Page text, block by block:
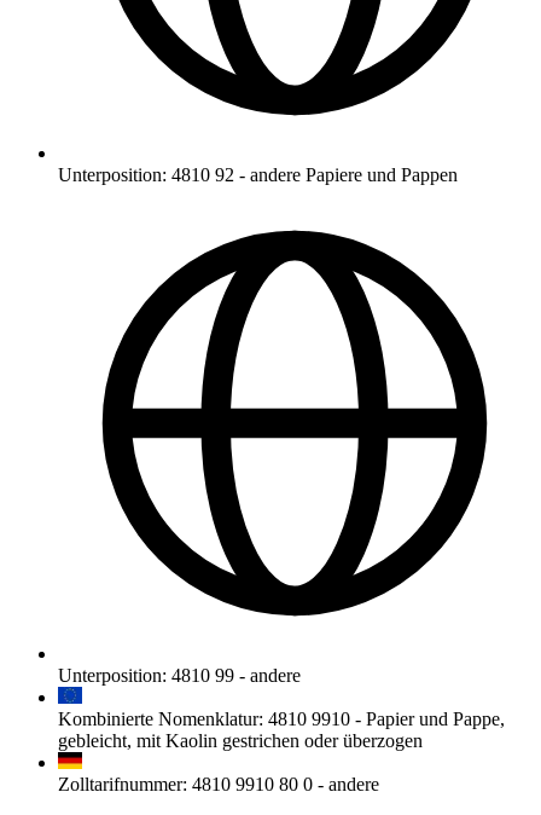
Unterposition: 4810 92 - andere Papiere und Pappen
Unterposition: 4810 99 - andere
Kombinierte Nomenklatur: 4810 9910 - Papier und Pappe,
gebleicht, mit Kaolin gestrichen oder überzogen
Zolltarifnummer: 4810 9910 80 0 - andere